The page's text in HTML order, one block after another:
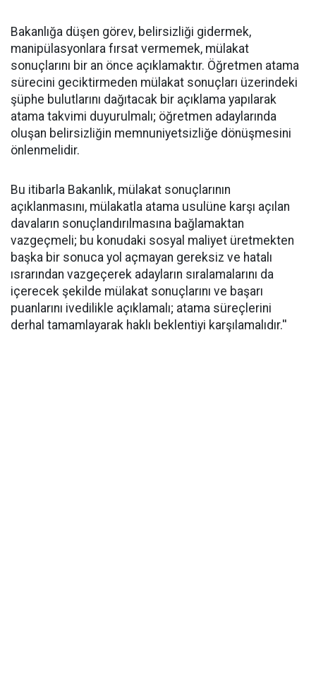
Bakanlığa düşen görev, belirsizliği gidermek,
manipülasyonlara fırsat vermemek, mülakat
sonuçlarını bir an önce açıklamaktır. Öğretmen atama
sürecini geciktirmeden mülakat sonuçları üzerindeki
şüphe bulutlarını dağıtacak bir açıklama yapılarak
atama takvimi duyurulmalı; öğretmen adaylarında
oluşan belirsizliğin memnuniyetsizliğe dönüşmesini
önlenmelidir.
Bu itibarla Bakanlık, mülakat sonuçlarının
açıklanmasını, mülakatla atama usulüne karşı açılan
davaların sonuçlandırılmasına bağlamaktan
vazgeçmeli; bu konudaki sosyal maliyet üretmekten
başka bir sonuca yol açmayan gereksiz ve hatalı
ısrarından vazgeçerek adayların sıralamalarını da
içerecek şekilde mülakat sonuçlarını ve başarı
puanlarını ivedilikle açıklamalı; atama süreçlerini
derhal tamamlayarak haklı beklentiyi karşılamalıdır.''